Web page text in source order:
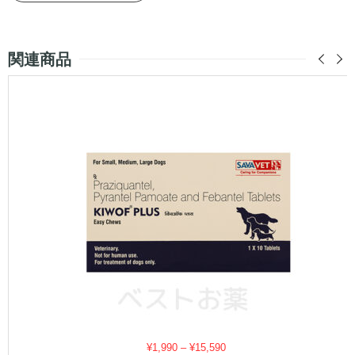
関連商品
¥1,990 –¥15,590価